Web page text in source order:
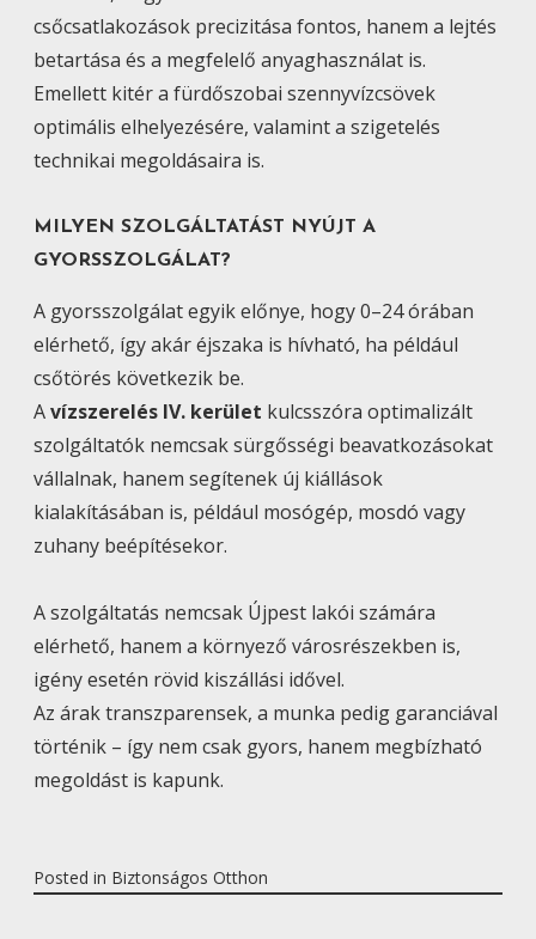
csőcsatlakozások precizitása fontos, hanem a lejtés
betartása és a megfelelő anyaghasználat is.
Emellett kitér a fürdőszobai szennyvízcsövek
optimális elhelyezésére, valamint a szigetelés
technikai megoldásaira is.
MILYEN SZOLGÁLTATÁST NYÚJT A
GYORSSZOLGÁLAT?
A gyorsszolgálat egyik előnye, hogy 0–24 órában
elérhető, így akár éjszaka is hívható, ha például
csőtörés következik be.
Avízszerelés IV. kerület kulcsszóra optimalizált
szolgáltatók nemcsak sürgősségi beavatkozásokat
vállalnak, hanem segítenek új kiállások
kialakításában is, például mosógép, mosdó vagy
zuhany beépítésekor.
A szolgáltatás nemcsak Újpest lakói számára
elérhető, hanem a környező városrészekben is,
igény esetén rövid kiszállási idővel.
Az árak transzparensek, a munka pedig garanciával
történik – így nem csak gyors, hanem megbízható
megoldást is kapunk.
Posted in Biztonságos Otthon